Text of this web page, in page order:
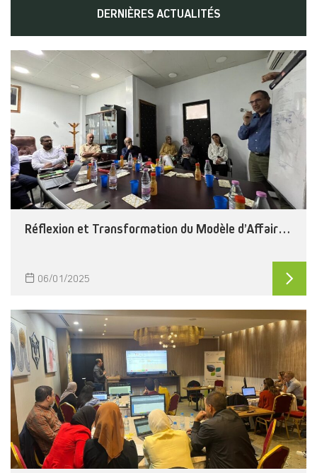
DERNIÈRES ACTUALITÉS
Réflexion et Transformation du Modèle d’Affaires de l’EPIC ERMESO : Un Engagement Fort pour les Énergies Renouvelables
06/01/2025